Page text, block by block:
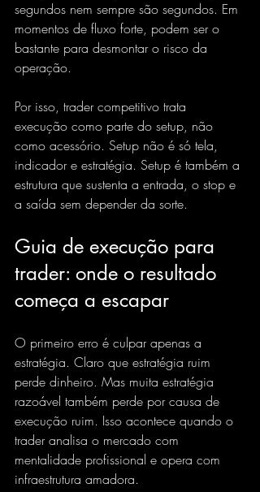
segundos nem sempre são segundos. Em
momentos de fluxo forte, podem ser o
bastante para desmontar o risco da
operação.
Por isso, trader competitivo trata
execução como parte do setup, não
como acessório. Setup não é só tela,
indicador e estratégia. Setup é também a
estrutura que sustenta a entrada, o stop e
a saída sem depender da sorte.
Guia de execução para
trader: onde o resultado
começa a escapar
O primeiro erro é culpar apenas a
estratégia. Claro que estratégia ruim
perde dinheiro. Mas muita estratégia
razoável também perde por causa de
execução ruim. Isso acontece quando o
trader analisa o mercado com
mentalidade profissional e opera com
infraestrutura amadora.